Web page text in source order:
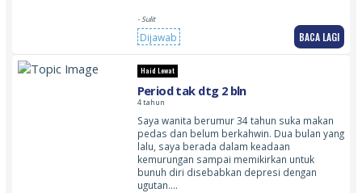
- Sulit
Dijawab BACA LAGI
Haid Lewat
Period tak dtg 2 bln
4 tahun
Saya wanita berumur 34 tahun suka makan
pedas dan belum berkahwin. Dua bulan yang
lalu, saya berada dalam keadaan
kemurungan sampai memikirkan untuk
bunuh diri disebabkan depresi dengan
ugutan.…